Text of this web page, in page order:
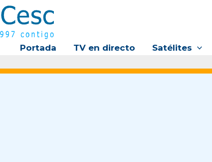
Portada TV en directo Satélites